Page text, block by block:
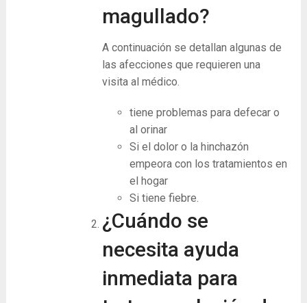
magullado?
A continuación se detallan algunas de
las afecciones que requieren una
visita al médico.
tiene problemas para defecar o
al orinar
Si el dolor o la hinchazón
empeora con los tratamientos en
el hogar
Si tiene fiebre.
¿Cuándo se
necesita ayuda
inmediata para